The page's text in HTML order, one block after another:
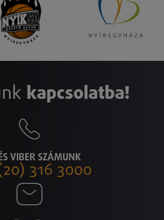
kapcsolatba!
VIBER SZÁMUNK
316 3000